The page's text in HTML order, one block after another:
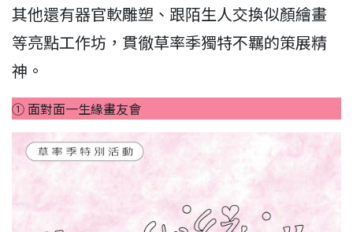
其他還有器官軟雕塑、跟陌生人交換似顏繪畫
等亮點工作坊，貫徹草率季獨特不羈的策展精
神。
① 面對面一生緣畫友會